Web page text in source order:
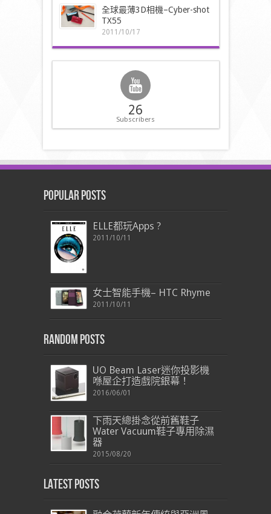
全球最薄3D相機–Cyber-shot
TX55
2011/10/17
26
Subscribers
Popular Posts
ELLE都玩Apps ?
2011/10/11
女士智能手機– HTC Rhyme
2011/10/11
Random Posts
UO Beam Laser迷你投影機
喺屋企打造戲院銀幕！
2016/06/01
下雨天總掛念從前舊鞋子
Water Vacuum鞋子專用除濕
器
2015/08/20
Latest Posts